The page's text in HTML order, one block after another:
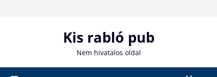
Kis rabló pub
Nem hivatalos oldal